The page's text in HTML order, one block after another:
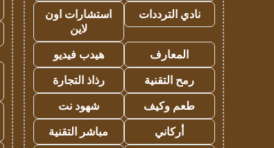
نادي الترددات
استشارات اون
لاين
المعارف
هيدب فيديو
رمح التقنية
رذاذ التجارة
طعم وكيف
شهود نت
أركاني
مباشر التقنية